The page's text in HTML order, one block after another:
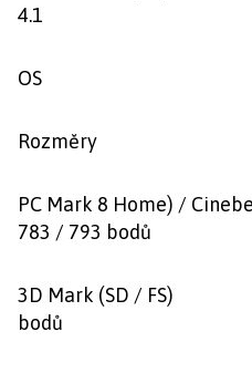
4.1
OS
Rozměry 42,5
PC Mark 8 Home) /
783 / 793 bodů
3D Mark (SD / FS)
bodů